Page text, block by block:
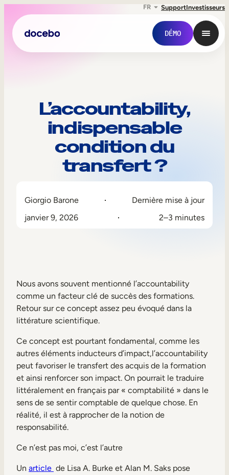
FR SupportInvestisseurs
DÉMO
Onboarding des employés
Formation des employés
Formation première ligne
Formation externe
Formation des partenaires
Formation des adhérents
Skills Intelligence
Planification des effectifs
L’accountability,
indispensable
condition du
transfert ?
Giorgio Barone
Dernière mise à jour
janvier 9, 2026
2–3 minutes
Nous avons souvent mentionné l’accountability
comme un facteur clé de succès des formations.
Retour sur ce concept assez peu évoqué dans la
littérature scientifique.
Ce concept est pourtant fondamental, comme les
autres éléments inducteurs d’impact,l’accountability
peut favoriser le transfert des acquis de la formation
et ainsi renforcer son impact. On pourrait le traduire
littéralement en français par « comptabilité » dans le
sens de se sentir comptable de quelque chose. En
réalité, il est à rapprocher de la notion de
responsabilité.
Ce n’est pas moi, c’est l’autre
Un article de Lisa A. Burke et Alan M. Saks pose